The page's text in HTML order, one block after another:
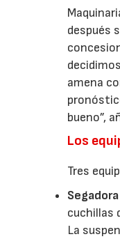
después
amena
bueno”,
Los
Tres
cuchillas
La